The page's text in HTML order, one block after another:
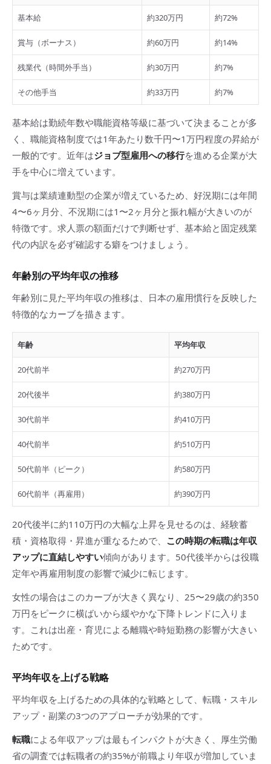
基本給 約320万円 約72%
賞与（ボーナス） 約60万円 約14%
残業代（時間外手当） 約30万円 約7%
その他手当 約33万円 約7%
基本給は勤続年数や職能資格等級に基づいて決まることが多
く、職能資格制度では1年あたり数千円〜1万円程度の昇給が
一般的です。近年はジョブ型雇用への移行を進める企業が大
手を中心に増えています。
賞与は業績連動型の企業が増えているため、好況期には年間
4〜6ヶ月分、不況期には1〜2ヶ月分と振れ幅が大きいのが
特徴です。求人票の額面だけで判断せず、基本給と固定残業
代の内訳を必ず確認する癖をつけましょう。
年齢別の平均年収の推移
年齢別に見た平均年収の推移は、日本の雇用慣行を反映した
特徴的なカーブを描きます。
年齢 平均年収
20代前半 約270万円
20代後半 約380万円
30代前半 約410万円
40代前半 約510万円
50代前半（ピーク） 約580万円
60代前半（再雇用） 約390万円
20代後半に約110万円の大幅な上昇を見せるのは、経験蓄
積・資格取得・昇進が重なるためで、 この時期の転職は年収
アップに直結しやすい傾向があります。50代後半からは役職
定年や再雇用制度の影響で減少に転じます。
女性の場合はこのカーブが大きく異なり、25〜29歳の約350
万円をピークに横ばいから緩やかな下降トレンドに入りま
す。これは出産・育児による離職や時短勤務の影響が大きい
ためです。
平均年収を上げる戦略
平均年収を上げるための具体的な戦略として、転職・スキル
アップ・副業の3つのアプローチが効果的です。
転職による年収アップは最もインパクトが大きく、厚生労働
省の調査では転職者の約35%が前職より年収が増加していま